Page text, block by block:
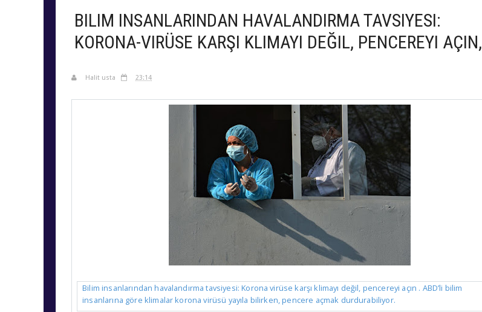
BILIM INSANLARINDAN HAVALANDIRMA TAVSIYESI:
KORONA-VIRÜSE KARŞI KLIMAYI DEĞIL, PENCEREYI AÇIN,
Halit usta 23:14
Bilim insanlarından havalandırma tavsiyesi: Korona virüse karşı klimayı değil, pencereyi açın . ABD’li bilim
insanlarına göre klimalar korona virüsü yayıla bilirken, pencere açmak durdurabiliyor.